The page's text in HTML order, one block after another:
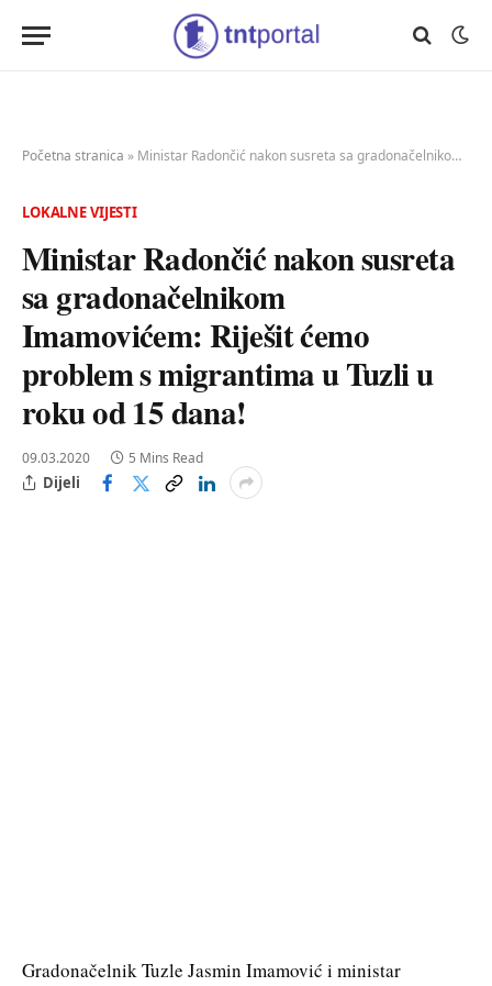
Početna stranica » Ministar Radončić nakon susreta sa gradonačelnikom Imamovićem: Riješit ćemo problem s migrantima u Tuzli u roku od 15 dana!
LOKALNE VIJESTI
Ministar Radončić nakon susreta
sa gradonačelnikom
Imamovićem: Riješit ćemo
problem s migrantima u Tuzli u
roku od 15 dana!
09.03.2020 5 Mins Read
Dijeli
Gradonačelnik Tuzle Jasmin Imamović i ministar